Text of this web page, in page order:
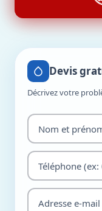
Devis
Décrivez votre